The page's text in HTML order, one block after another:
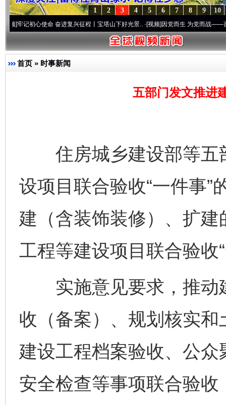
10
9
8
7
6
5
4
3
2
1
心使命 奋进复兴征程丨宝塔山下好光景..·[视频]因党而生 为党而战——百年“纪”事
首页 » 时事新闻
五部门发文推进
住房城乡建设部等五
设项目联合验收“一件事”
建（含装饰装修）、扩
工程等建设项目联合验收
实施意见要求，推动
收（备案）、规划核实
建设工程档案验收、公
安全检查等事项联合验